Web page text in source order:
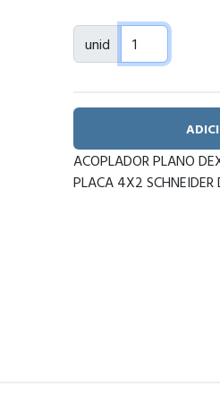
unid
ACOPLADOR PLANO
PLACA 4X2